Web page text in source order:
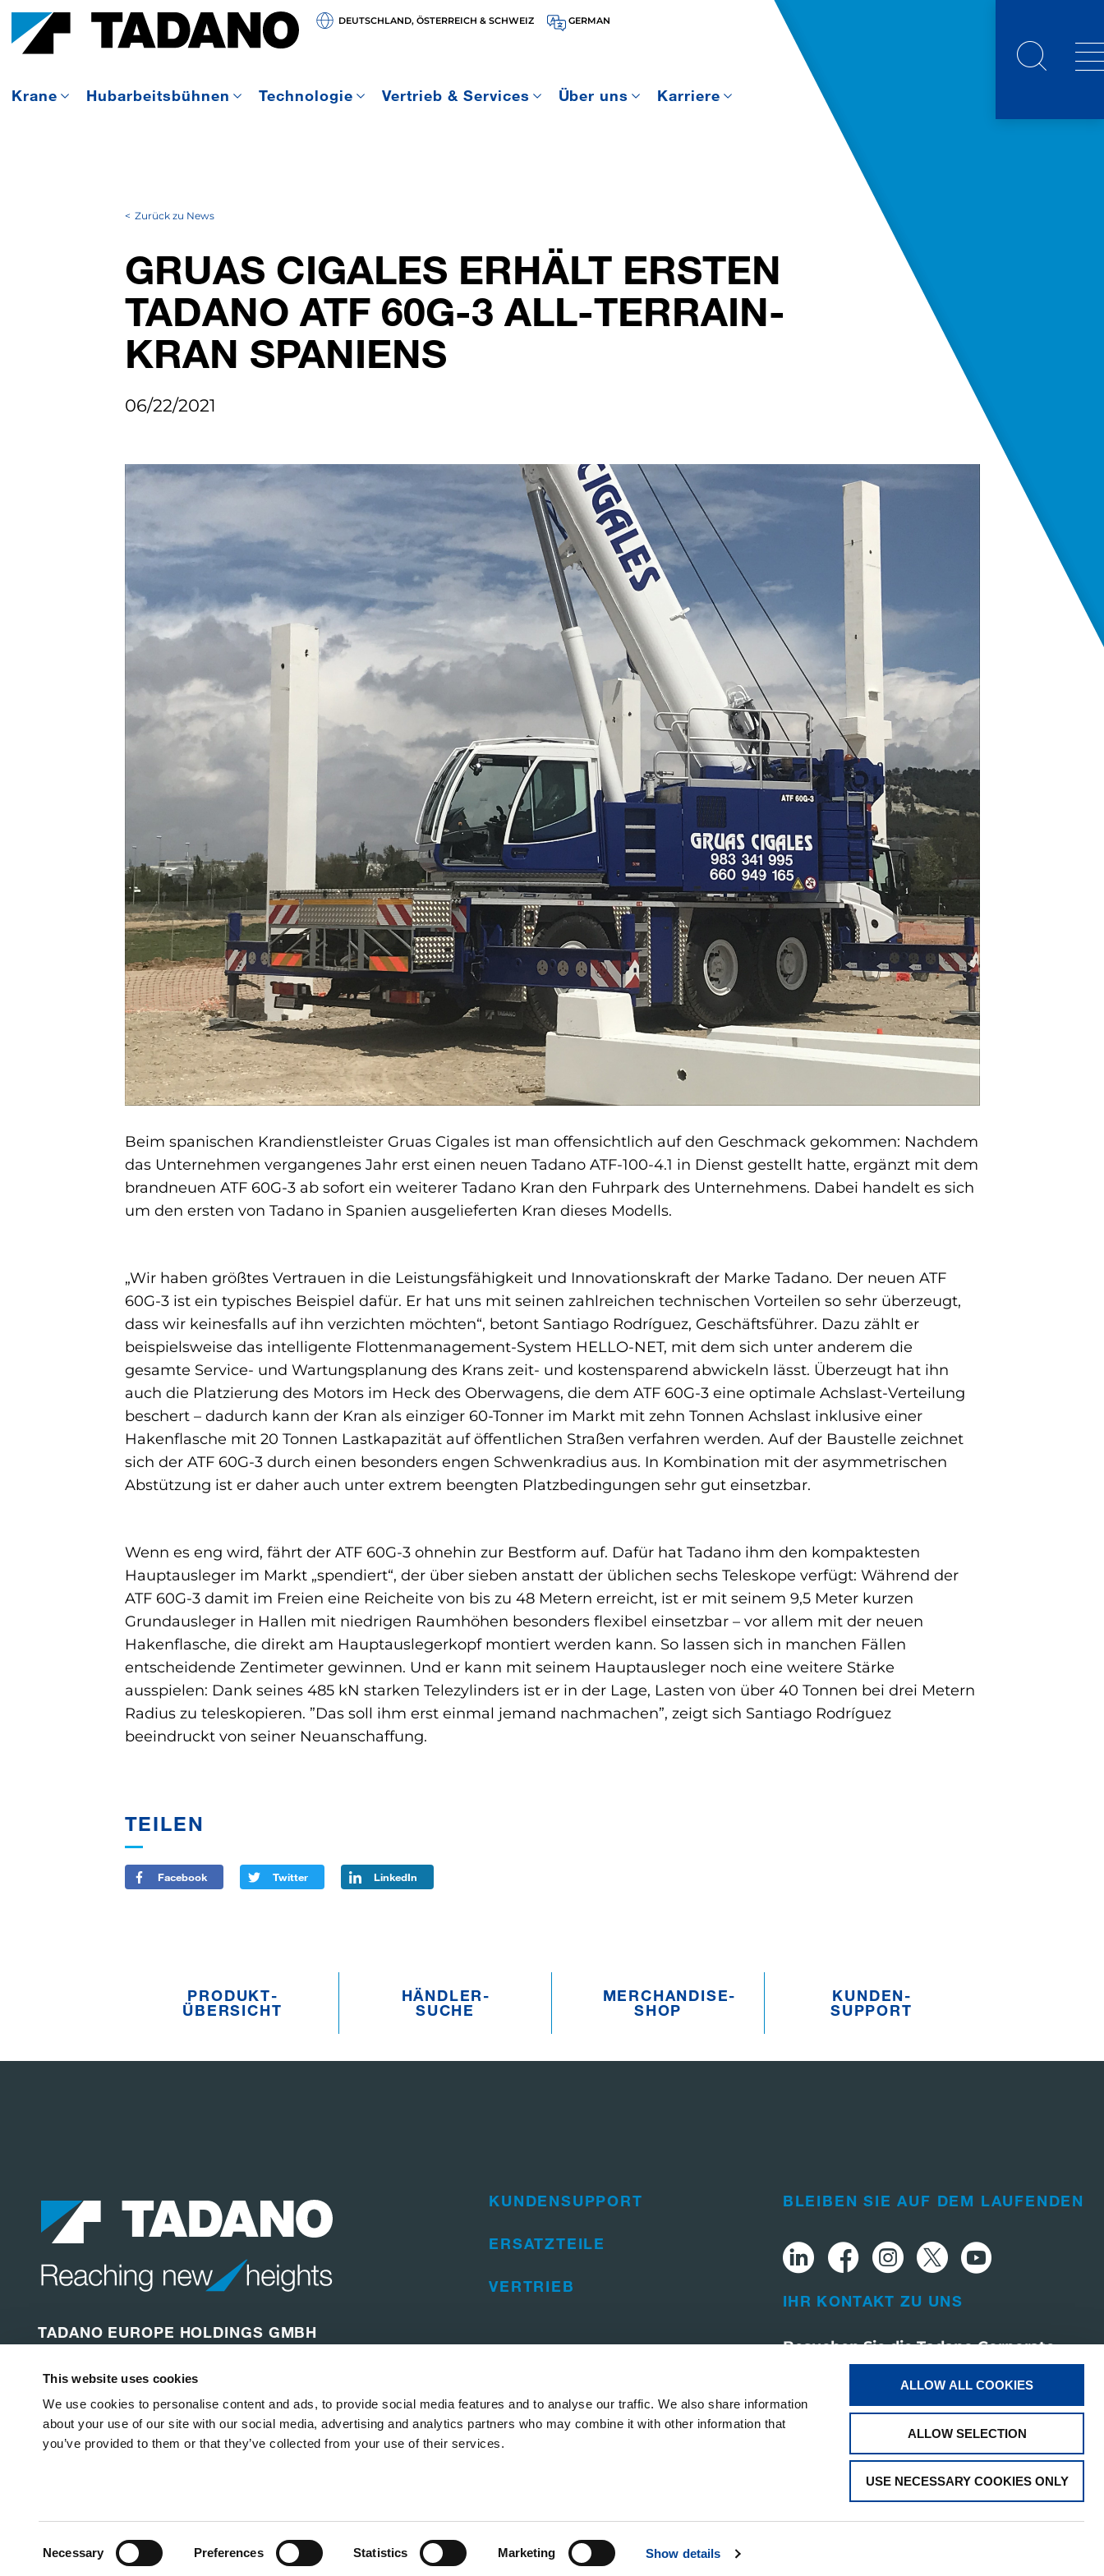
This website uses cookies
We use cookies to personalise content and ads, to provide social media features and to analyse our traffic. We also share information
about your use of our site with our social media, advertising and analytics partners who may combine it with other information that
you’ve provided to them or that they’ve collected from your use of their services.
Necessary Preferences Statistics Marketing Show details
ALLOW ALL COOKIES
ALLOW SELECTION
USE NECESSARY COOKIES ONLY
DEUTSCHLAND, ÖSTERREICH & SCHWEIZ GERMAN
Krane Hubarbeitsbühnen Technologie Vertrieb & Services Über uns Karriere
Zurück zu News
GRUAS CIGALES ERHÄLT ERSTEN
TADANO ATF 60G-3 ALL-TERRAIN-
KRAN SPANIENS
06/22/2021
Beim spanischen Krandienstleister Gruas Cigales ist man offensichtlich auf den Geschmack gekommen: Nachdem
das Unternehmen vergangenes Jahr erst einen neuen Tadano ATF-100-4.1 in Dienst gestellt hatte, ergänzt mit dem
brandneuen ATF 60G-3 ab sofort ein weiterer Tadano Kran den Fuhrpark des Unternehmens. Dabei handelt es sich
um den ersten von Tadano in Spanien ausgelieferten Kran dieses Modells.
„Wir haben größtes Vertrauen in die Leistungsfähigkeit und Innovationskraft der Marke Tadano. Der neuen ATF
60G-3 ist ein typisches Beispiel dafür. Er hat uns mit seinen zahlreichen technischen Vorteilen so sehr überzeugt,
dass wir keinesfalls auf ihn verzichten möchten“, betont Santiago Rodríguez, Geschäftsführer. Dazu zählt er
beispielsweise das intelligente Flottenmanagement-System HELLO-NET, mit dem sich unter anderem die
gesamte Service- und Wartungsplanung des Krans zeit- und kostensparend abwickeln lässt. Überzeugt hat ihn
auch die Platzierung des Motors im Heck des Oberwagens, die dem ATF 60G-3 eine optimale Achslast-Verteilung
beschert – dadurch kann der Kran als einziger 60-Tonner im Markt mit zehn Tonnen Achslast inklusive einer
Hakenflasche mit 20 Tonnen Lastkapazität auf öffentlichen Straßen verfahren werden. Auf der Baustelle zeichnet
sich der ATF 60G-3 durch einen besonders engen Schwenkradius aus. In Kombination mit der asymmetrischen
Abstützung ist er daher auch unter extrem beengten Platzbedingungen sehr gut einsetzbar.
Wenn es eng wird, fährt der ATF 60G-3 ohnehin zur Bestform auf. Dafür hat Tadano ihm den kompaktesten
Hauptausleger im Markt „spendiert“, der über sieben anstatt der üblichen sechs Teleskope verfügt: Während der
ATF 60G-3 damit im Freien eine Reicheite von bis zu 48 Metern erreicht, ist er mit seinem 9,5 Meter kurzen
Grundausleger in Hallen mit niedrigen Raumhöhen besonders flexibel einsetzbar – vor allem mit der neuen
Hakenflasche, die direkt am Hauptauslegerkopf montiert werden kann. So lassen sich in manchen Fällen
entscheidende Zentimeter gewinnen. Und er kann mit seinem Hauptausleger noch eine weitere Stärke
ausspielen: Dank seines 485 kN starken Telezylinders ist er in der Lage, Lasten von über 40 Tonnen bei drei Metern
Radius zu teleskopieren. ”Das soll ihm erst einmal jemand nachmachen”, zeigt sich Santiago Rodríguez
beeindruckt von seiner Neuanschaffung.
TEILEN
Facebook Twitter LinkedIn
PRODUKT­
ÜBERSICHT
HÄNDLER­­
SUCHE
MERCHANDISE­­
SHOP
KUNDEN­­
SUPPORT
TADANO EUROPE HOLDINGS GMBH
66482 Zweibrücken
Deutschland
KUNDENSUPPORT
ERSATZTEILE
VERTRIEB
BLEIBEN SIE AUF DEM LAUFENDEN
IHR KONTAKT ZU UNS
Besuchen Sie die Tadano Corporate
Datenschutzerklärung Cookie-Richtlinie Rechtliche Hinweise Whistleblowing und Lieferketten-Beschwerden